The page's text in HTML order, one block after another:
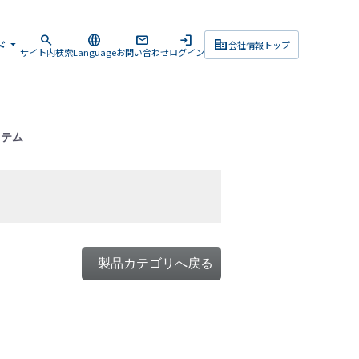
corporate_fare会社情報トップ
search
サイト内検索
language
Language
mail
お問い合わせ
login
ログイン
arrow_drop_down
ム
製品カテゴリへ戻る